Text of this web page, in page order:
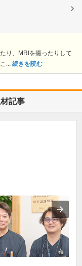
り、MRIを撮ったりして
... 続きを読む
記事